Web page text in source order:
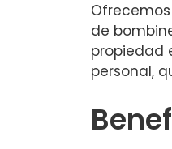
de
propiedad
personal,